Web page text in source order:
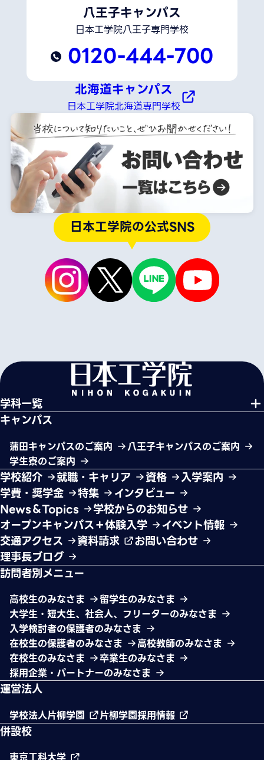
八王子キャンパス
日本工学院八王子専門学校
0120-444-700
北海道キャンパス
日本工学院北海道専門学校
日本工学院の公式SNS
学科一覧
キャンパス
蒲田キャンパスのご案内
八王子キャンパスのご案内
学生寮のご案内
学校紹介 就職・キャリア 資格
入学案内
学費・奨学金
特集
インタビュー
News＆Topics
学校からのお知らせ
オープンキャンパス＋体験入学
イベント情報
交通アクセス
資料請求
お問い合わせ
理事長ブログ
訪問者別メニュー
高校生のみなさま
留学生のみなさま
大学生・短大生、社会人、フリーターのみなさま
入学検討者の保護者のみなさま
在校生の保護者のみなさま
高校教師のみなさま
在校生のみなさま
卒業生のみなさま
採用企業・パートナーのみなさま
運営法人
学校法人片柳学園 片柳学園採用情報
併設校